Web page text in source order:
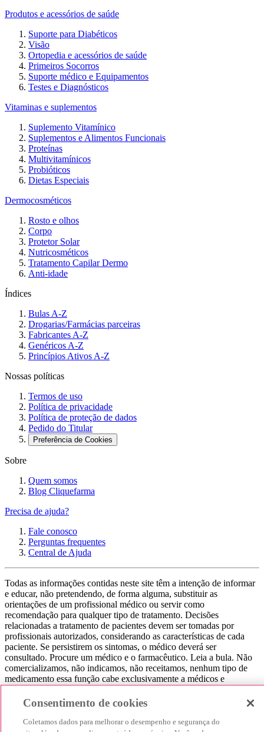
Produtos e acessórios de saúde
Suporte para Diabéticos
Visão
Ortopedia e acessórios de saúde
Primeiros Socorros
Suporte médico e Equipamentos
Testes e Diagnósticos
Vitaminas e suplementos
Suplemento Vitamínico
Suplementos e Alimentos Funcionais
Proteínas
Multivitamínicos
Probióticos
Dietas Especiais
Dermocosméticos
Rosto e olhos
Corpo
Protetor Solar
Nutricosméticos
Tratamento Capilar Dermo
Anti-idade
Índices
Bulas A-Z
Drogarias/Farmácias parceiras
Fabricantes A-Z
Genéricos A-Z
Princípios Ativos A-Z
Nossas políticas
Termos de uso
Política de privacidade
Política de proteção de dados
Pedido do Titular
Preferência de Cookies
Sobre
Quem somos
Blog Cliquefarma
Precisa de ajuda?
Fale conosco
Perguntas frequentes
Central de Ajuda
Todas as informações contidas neste site têm a intenção de informar
e educar, não pretendendo, de forma alguma, substituir as
orientações de um profissional médico ou servir como
recomendação para qualquer tipo de tratamento. Decisões
relacionadas a tratamento de pacientes devem ser tomadas por
profissionais autorizados, considerando as características de cada
paciente. Se persistirem os sintomas, o médico deverá ser
consultado. Procure um médico e o farmacêutico. Leia a bula. Não
comercializamos, não indicamos, não receitamos, nenhum tipo de
medicamento essa função cabe exclusivamente a médicos e
consultar seu médico. Não somos uma loja ou marketplace, ou seja,
que você encontre o preço mais barato, comparando os preços de
Consentimento de cookies
Coletamos dados para melhorar o desempenho e segurança do